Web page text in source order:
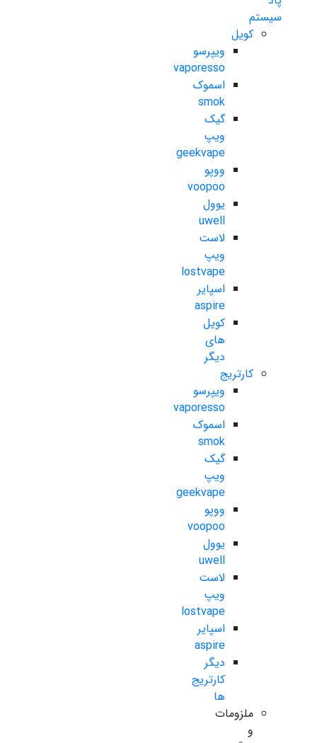
سیستم
کویل
ویپرسو
vaporesso
اسموک
smok
گیک
ویپ
geekvape
ووپو
voopoo
یوول
uwell
لاست
ویپ
lostvape
اسپایر
aspire
کویل
های
دیگر
کارتریج
ویپرسو
vaporesso
اسموک
smok
گیک
ویپ
geekvape
ووپو
voopoo
یوول
uwell
لاست
ویپ
lostvape
اسپایر
aspire
دیگر
کارتریج
ها
ملزومات
و